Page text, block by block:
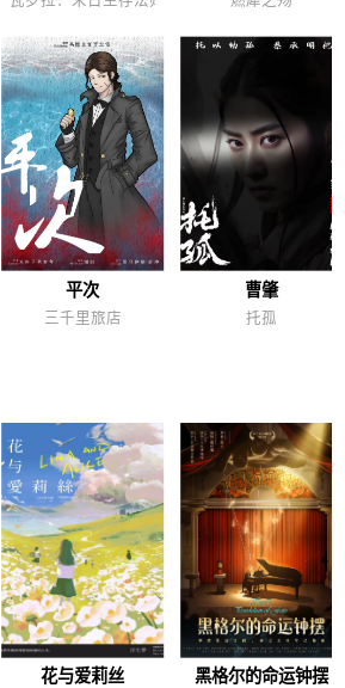
平次
三千里旅店
曹肇
托孤
花与爱莉丝 黑格尔的命运钟摆